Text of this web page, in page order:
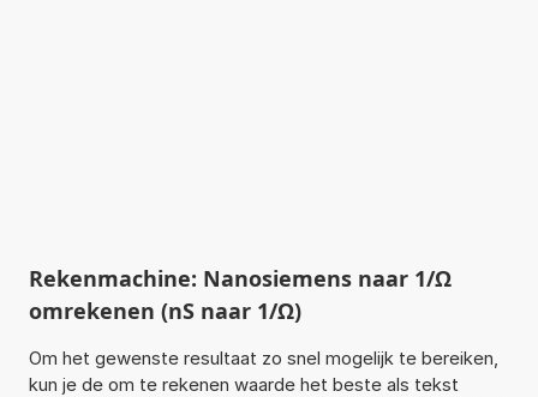
Rekenmachine: Nanosiemens naar 1/Ω
omrekenen (nS naar 1/Ω)
Om het gewenste resultaat zo snel mogelijk te bereiken,
kun je de om te rekenen waarde het beste als tekst